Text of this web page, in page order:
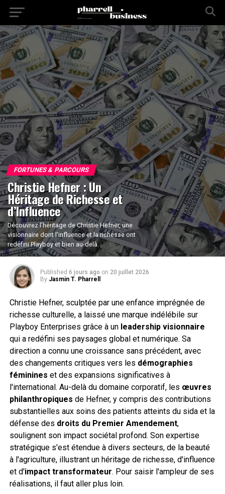
FORTUNES & PARCOURS
Christie Hefner : Un
Héritage de Richesse et
d’Influence
Découvrez l’héritage de Christie Hefner, une
visionnaire dont l’influence et la richesse ont
redéfini Playboy et bien au-delà.
Published 6 jours ago on 20 juillet 2026
By Jasmin T. Pharrell
Christie Hefner, sculptée par une enfance imprégnée de
richesse culturelle, a laissé une marque indélébile sur
Playboy Enterprises grâce à un leadership visionnaire
qui a redéfini ses paysages global et numérique. Sa
direction a connu une croissance sans précédent, avec
des changements critiques vers les démographies
féminines et des expansions significatives à
l'international. Au-delà du domaine corporatif, les œuvres
philanthropiques de Hefner, y compris des contributions
substantielles aux soins des patients atteints du sida et la
défense des droits du Premier Amendement,
soulignent son impact sociétal profond. Son expertise
stratégique s'est étendue à divers secteurs, de la beauté
à l'agriculture, illustrant un héritage de richesse, d'influence
et d'impact transformateur. Pour saisir l'ampleur de ses
réalisations, il faut aller plus loin.